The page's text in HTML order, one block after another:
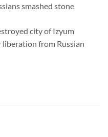
smashed stone
city of Izyum
liberation from Russian